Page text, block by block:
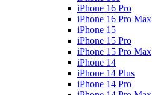
iPhone 16 Pro
iPhone 16 Pro Max
iPhone 15
iPhone 15 Pro
iPhone 15 Pro Max
iPhone 14
iPhone 14 Plus
iPhone 14 Pro